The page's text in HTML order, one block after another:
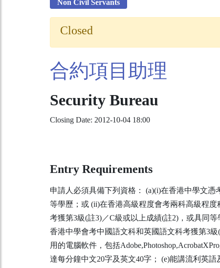
Non Civil Servants
Closed
合約項目助理
Security Bureau
Closing Date: 2012-10-04 18:00
Entry Requirements
申請人必須具備下列資格： (a)(i)在香港中學文
等學歷；或 (ii)在香港高級程度會考兩科高級程
考獲第3級(註3)／C級或以上成績(註2)，或具同
香港中學會考中國語文科和英國語文科考獲第3
用的電腦軟件，包括
達每分鐘中文20字及英文40字； (e)能講流利英